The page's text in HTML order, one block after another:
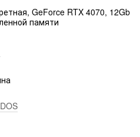
GeForce RTX 4070, 12Gb
памяти